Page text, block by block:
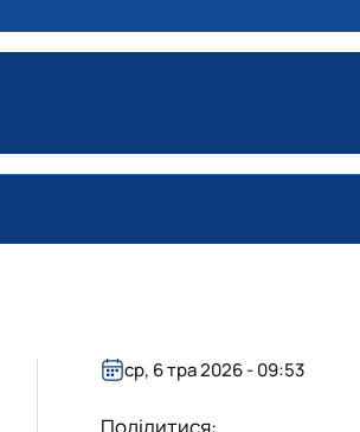
ср, 6 тра 2026 - 09:53
Поділитися: